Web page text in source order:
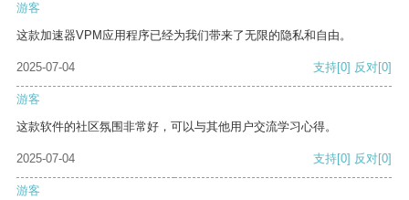
游客
这款加速器VPM应用程序已经为我们带来了无限的隐私和自由。
2025-07-04 支持[0] 反对[0]
游客
这款软件的社区氛围非常好，可以与其他用户交流学习心得。
2025-07-04 支持[0] 反对[0]
游客